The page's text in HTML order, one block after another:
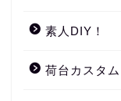
素人DIY！
荷台カスタム